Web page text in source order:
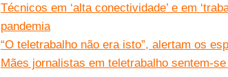
Técnicos em ‘alta conectividade’ e em
pandemia
“O teletrabalho não era isto”, alertam os
Mães jornalistas em teletrabalho sentem-